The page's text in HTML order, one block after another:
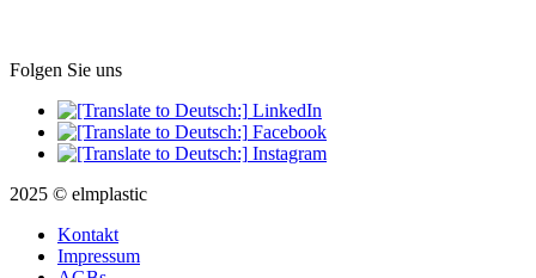
Folgen Sie uns
LinkedIn
Facebook
Instagram
2025 © elmplastic
Kontakt
Impressum